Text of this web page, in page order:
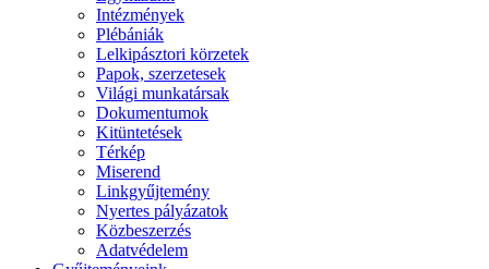
Intézmények
Plébániák
Lelkipásztori körzetek
Papok, szerzetesek
Világi munkatársak
Dokumentumok
Kitüntetések
Térkép
Miserend
Linkgyűjtemény
Nyertes pályázatok
Közbeszerzés
Adatvédelem